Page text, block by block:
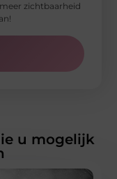
meer zichtbaarheid
u mogelijk